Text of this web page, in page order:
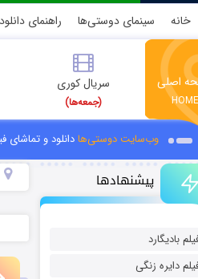
خانه سینمای دوستی‌ها راهنمای دانلود
اصلی
HOME
سریال کوری
(جمعه‌ها)
وب‌سایت دوستی‌هادانلود و تماشای
پیشنهادها
بادیگارد
دایره زنگی